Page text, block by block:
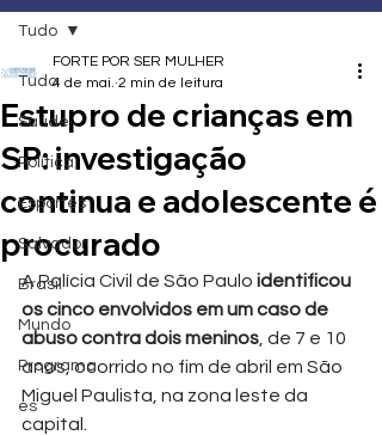
Tudo
Saúde
Política
Esportes
Salvador
Brasil
Mundo
Programa
es
Tudo
Estupro de crianças em
SP: investigação
continua e adolescente é
procurado
FORTE POR SER MULHER
4 de mai. 2 min de leitura
A Polícia Civil de São Paulo identificou
os cinco envolvidos em um caso de
abuso contra dois meninos , de 7 e 10
anos, ocorrido no fim de abril em São
Miguel Paulista, na zona leste da
capital.